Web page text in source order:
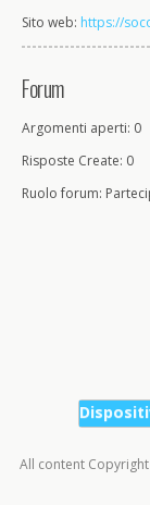
Sito web: https://
Forum
Argomenti aperti: 0
Risposte Create: 0
Ruolo forum:
All content